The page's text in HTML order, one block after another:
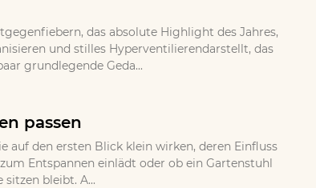
das absolute Highlight des Jahres,
und stilles Hyperventilierendarstellt, das
grundlegende Geda...
passen
auf den ersten Blick klein wirken, deren Einfluss
Entspannen einlädt oder ob ein Gartenstuhl
bleibt. A...